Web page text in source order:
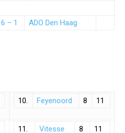
6 – 1 ADO Den Haag
10. Feyenoord 8 11
11. Vitesse 8 11